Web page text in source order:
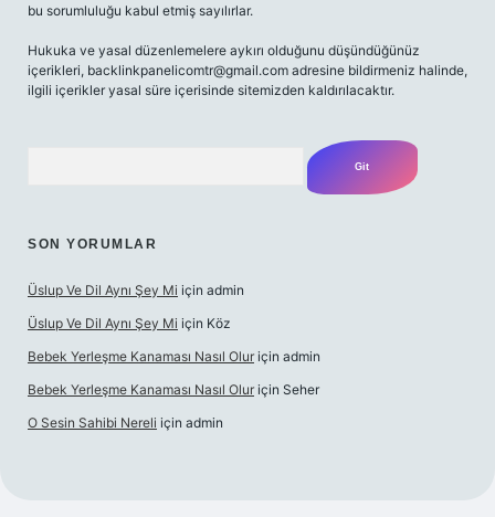
bu sorumluluğu kabul etmiş sayılırlar.
Hukuka ve yasal düzenlemelere aykırı olduğunu düşündüğünüz
içerikleri, backlinkpanelicomtr@gmail.com adresine bildirmeniz halinde,
ilgili içerikler yasal süre içerisinde sitemizden kaldırılacaktır.
SON YORUMLAR
Üslup Ve Dil Aynı Şey Mi için admin
Üslup Ve Dil Aynı Şey Mi için Köz
Bebek Yerleşme Kanaması Nasıl Olur için admin
Bebek Yerleşme Kanaması Nasıl Olur için Seher
O Sesin Sahibi Nereli için admin